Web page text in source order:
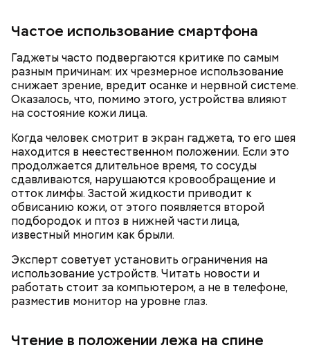
Частое использование смартфона
Гаджеты часто подвергаются критике по самым
разным причинам: их чрезмерное использование
снижает зрение, вредит осанке и нервной системе.
Оказалось, что, помимо этого, устройства влияют
на состояние кожи лица.
Когда человек смотрит в экран гаджета, то его шея
находится в неестественном положении. Если это
продолжается длительное время, то сосуды
сдавливаются, нарушаются кровообращение и
отток лимфы. Застой жидкости приводит к
обвисанию кожи, от этого появляется второй
подбородок и птоз в нижней части лица,
известный многим как брыли.
Эксперт советует установить ограничения на
использование устройств. Читать новости и
работать стоит за компьютером, а не в телефоне,
разместив монитор на уровне глаз.
Чтение в положении лежа на спине
Также не нужно есть дыню до корки, потому что
именно там скапливаются нитраты. И важно
тщательно ее мыть, чтобы не отравиться, добавила
собеседница «ВМ».